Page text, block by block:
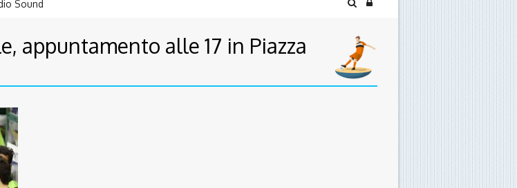
Sound
appuntamento alle 17 in Piazza